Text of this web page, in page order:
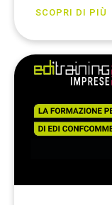
SCOPRI DI PIÙ